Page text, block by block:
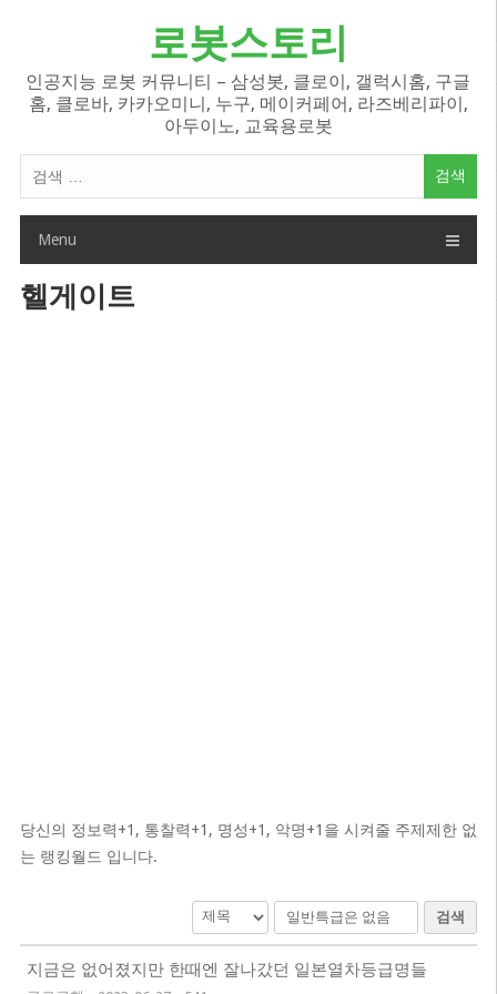
로봇스토리
인공지능 로봇 커뮤니티 – 삼성봇, 클로이, 갤럭시홈, 구글
홈, 클로바, 카카오미니, 누구, 메이커페어, 라즈베리파이,
아두이노, 교육용로봇
색
Menu
헬게이트
당신의 정보력+1, 통찰력+1, 명성+1, 악명+1을 시켜줄 주제제한 없
는 랭킹월드 입니다.
검색
지금은 없어졌지만 한때엔 잘나갔던 일본열차등급명들